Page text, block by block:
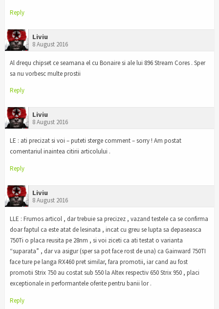
Reply
Liviu
8 August 2016
Al drequ chipset ce seamana el cu Bonaire si ale lui 896 Stream Cores . Sper
sa nu vorbesc multe prostii
Reply
Liviu
8 August 2016
LE : ati precizat si voi – puteti sterge comment – sorry ! Am postat
comentariul inaintea citirii articolului .
Reply
Liviu
8 August 2016
LLE : Frumos articol , dar trebuie sa precizez , vazand testele ca se confirma
doar faptul ca este atat de lesinata , incat cu greu se lupta sa depaseasca
750Ti o placa reusita pe 28nm , si voi ziceti ca ati testat o varianta
“suparata” , dar va asigur (sper sa pot face rost de una) ca Gainward 750TI
face ture pe langa RX460 pret similar, fara promotii, iar cand au fost
promotii Strix 750 au costat sub 550 la Altex respectiv 650 Strix 950 , placi
exceptionale in performantele oferite pentru banii lor .
Reply